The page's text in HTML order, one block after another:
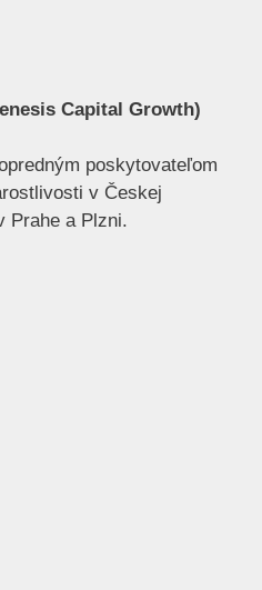
Capital Growth)
poskytovateľom
v Českej
Prahe a Plzni.